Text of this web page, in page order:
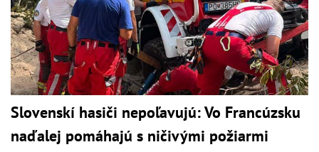
Slovenskí hasiči nepoľavujú: Vo Francúzsku
naďalej pomáhajú s ničivými požiarmi